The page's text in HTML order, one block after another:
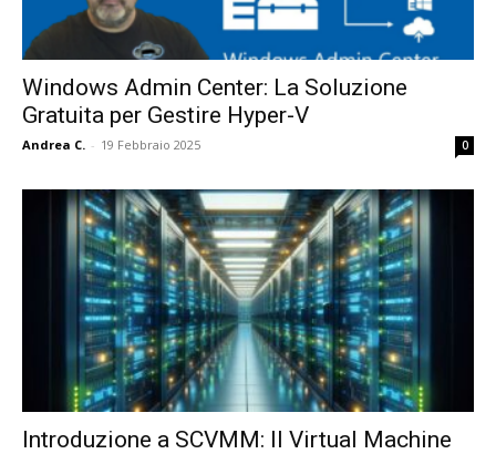
Windows Admin Center: La Soluzione
Gratuita per Gestire Hyper-V
Andrea C. - 19 Febbraio 2025 0
Introduzione a SCVMM: Il Virtual Machine